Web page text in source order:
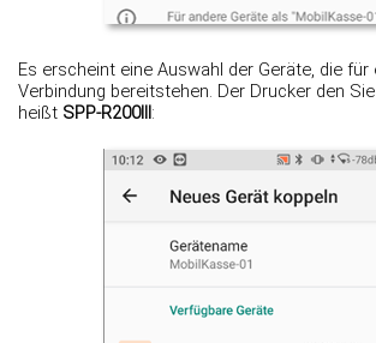
Es erscheint eine Auswahl der Geräte, die
Verbindung bereitstehen. Der Drucker den
heißt SPP-R200III: